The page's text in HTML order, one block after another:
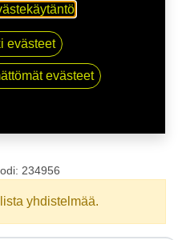
QUATRAC 5 XL
234956
yhdistelmää.
evästeet
evästeet